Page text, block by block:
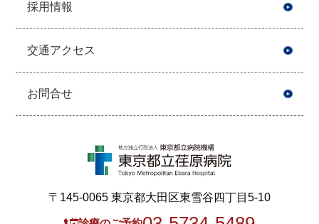
採用情報
交通アクセス
お問合せ
〒145-0065 東京都大田区東雪谷四丁目5-10